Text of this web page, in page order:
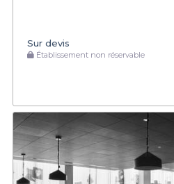
Sur devis
Établissement non réservable